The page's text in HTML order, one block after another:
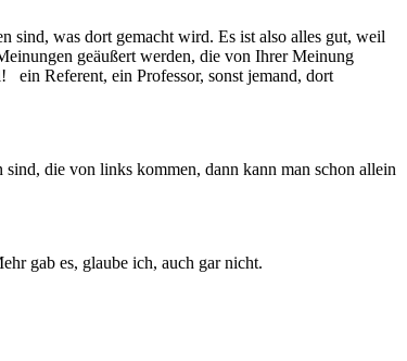
sind, was dort gemacht wird. Es ist also alles gut, weil
geäußert werden, die von Ihrer Meinung
Referent, ein Professor, sonst jemand, dort
die von links kommen, dann kann man schon allein
gab es, glaube ich, auch gar nicht.